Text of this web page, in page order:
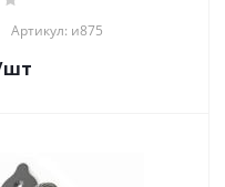
Артикул: и875